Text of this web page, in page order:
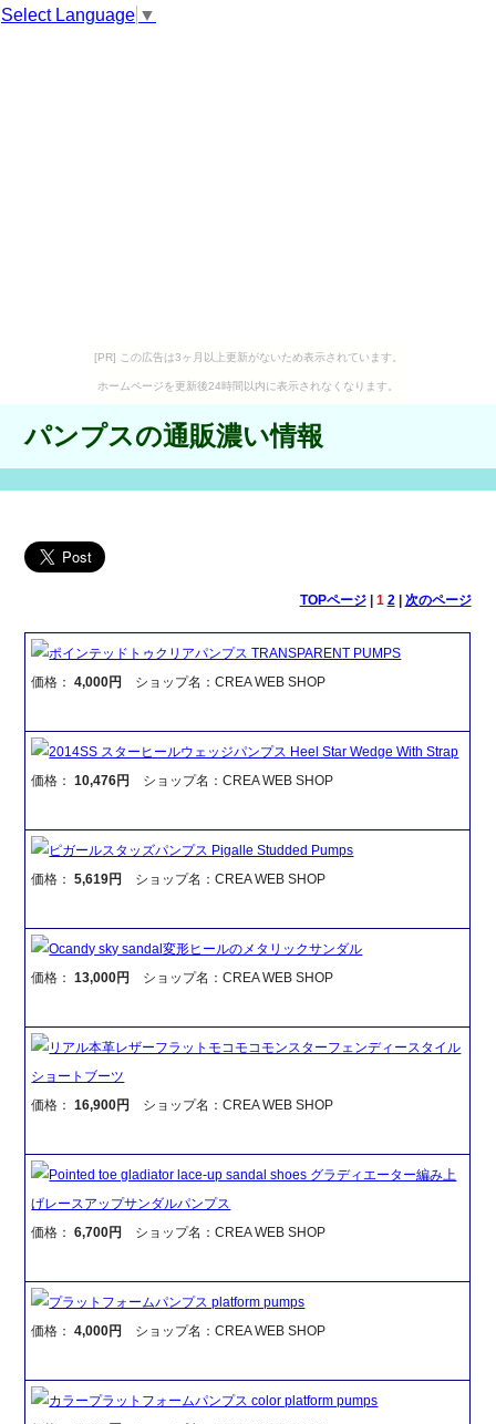
Select Language ▼
[PR] この広告は3ヶ月以上更新がないため表示されています。
ホームページを更新後24時間以内に表示されなくなります。
パンプスの通販濃い情報
TOPページ| 1 2| 次のページ
ポインテッドトゥクリアパンプス TRANSPARENT PUMPS
価格：4,000円 ショップ名：CREA WEB SHOP
2014SS スターヒールウェッジパンプス Heel Star Wedge With Strap
価格：10,476円 ショップ名：CREA WEB SHOP
ピガールスタッズパンプス Pigalle Studded Pumps
価格：5,619円 ショップ名：CREA WEB SHOP
Ocandy sky sandal変形ヒールのメタリックサンダル
価格：13,000円 ショップ名：CREA WEB SHOP
リアル本革レザーフラットモコモコモンスターフェンディースタイル
ショートブーツ
価格：16,900円 ショップ名：CREA WEB SHOP
Pointed toe gladiator lace-up sandal shoes グラディエーター編み上
げレースアップサンダルパンプス
価格：6,700円 ショップ名：CREA WEB SHOP
プラットフォームパンプス platform pumps
価格：4,000円 ショップ名：CREA WEB SHOP
カラープラットフォームパンプス color platform pumps